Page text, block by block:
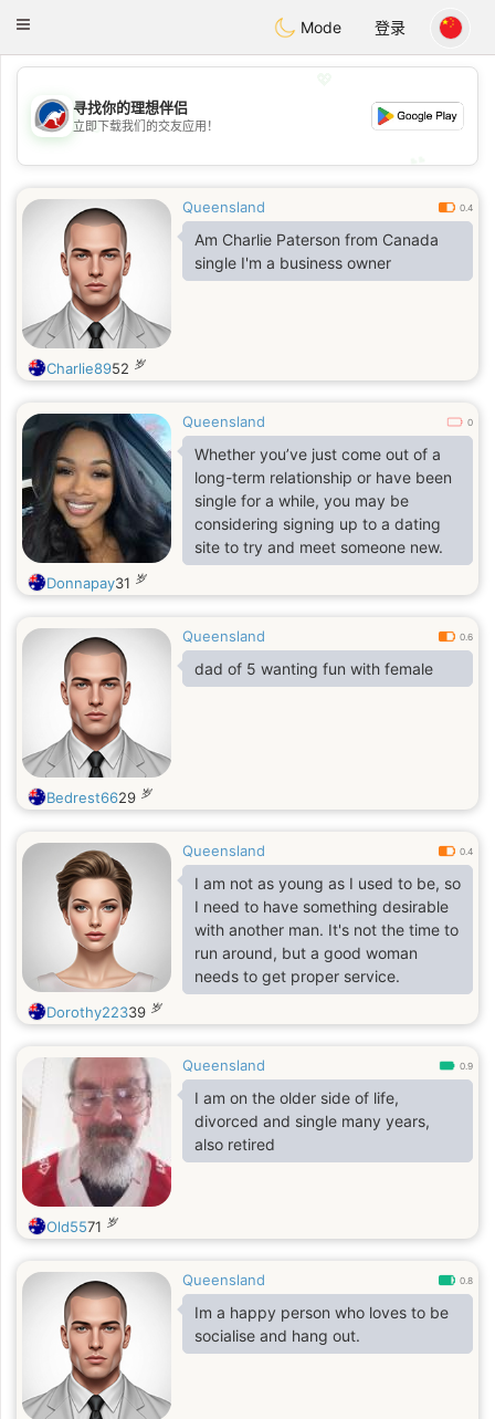
AustraliaChat
Toggle
Mode 登录
💖
💕
寻找你的理想伴侣
立即下载我们的交友应用！
Queensland 0.4
Am Charlie Paterson from Canada
single I'm a business owner
Charlie8952 岁
Queensland 0
Whether you’ve just come out of a
long-term relationship or have been
single for a while, you may be
considering signing up to a dating
site to try and meet someone new.
Donnapay31 岁
Queensland 0.6
dad of 5 wanting fun with female
Bedrest6629 岁
Queensland 0.4
I am not as young as I used to be, so
I need to have something desirable
with another man. It's not the time to
run around, but a good woman
needs to get proper service.
Dorothy22339 岁
Queensland 0.9
I am on the older side of life,
divorced and single many years,
also retired
Old5571 岁
Queensland 0.8
Im a happy person who loves to be
socialise and hang out.